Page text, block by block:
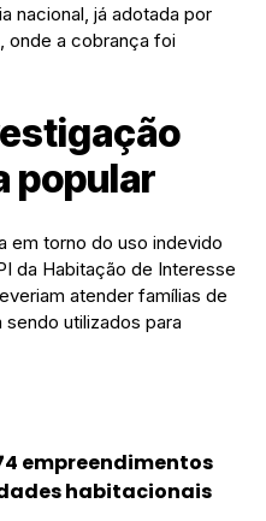
nacional, já adotada por
onde a cobrança foi
popular
em torno do uso indevido
da Habitação de Interesse
atender famílias de
utilizados para
empreendimentos
habitacionais